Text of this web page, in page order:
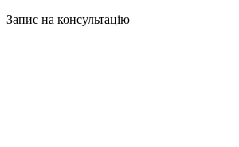
Запис на консультацію